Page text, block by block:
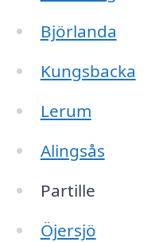
Björlanda
Kungsbacka
Lerum
Alingsås
Partille
Öjersjö